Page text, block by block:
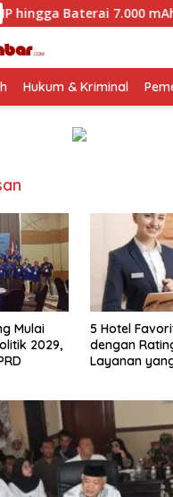
mAh PAN
Hukum & Kriminal
Mulai
2029,
5 Hotel
dengan
Layanan